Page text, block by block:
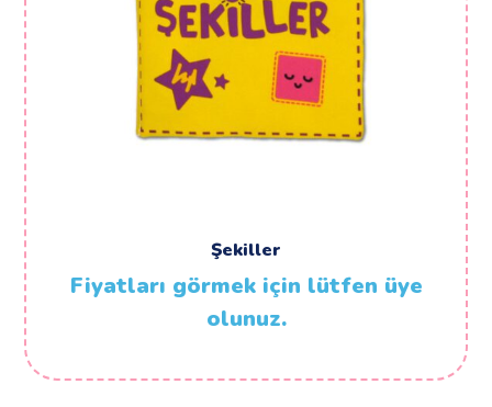
Şekiller
Fiyatları görmek için lütfen üye
olunuz.